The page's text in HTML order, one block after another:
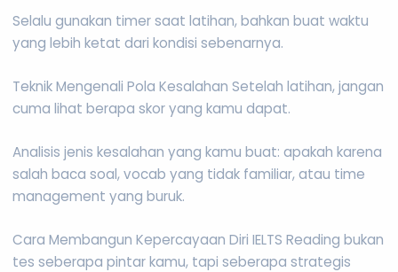
Selalu gunakan timer saat latihan, bahkan buat waktu
yang lebih ketat dari kondisi sebenarnya.
Teknik Mengenali Pola Kesalahan Setelah latihan, jangan
cuma lihat berapa skor yang kamu dapat.
Analisis jenis kesalahan yang kamu buat: apakah karena
salah baca soal, vocab yang tidak familiar, atau time
management yang buruk.
Cara Membangun Kepercayaan Diri IELTS Reading bukan
tes seberapa pintar kamu, tapi seberapa strategis